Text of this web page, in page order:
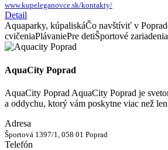
www.kupeleganovce.sk/kontakty/
Detail
Aquaparky, kúpaliskáČo navštíviť v
cvičeniaPlávaniePre detiŠportové zariadenia
AquaCity Poprad
AquaCity Poprad AquaCity Poprad je
a oddychu, ktorý vám poskytne viac než
Adresa
Športová 1397/1, 058 01 Poprad
Telefón